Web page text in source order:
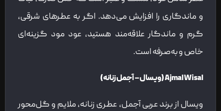
و ماندگاری را افزایش می‌دهد. اگر به عطرهای شرقی،
گرم و ماندگار علاقه‌مند هستید، عود مود گزینه‌ای
خاص و به‌صرفه است.
Ajmal Wisal (ویسال – آجمل زنانه)
ویسال از برند عربی آجمل، عطری زنانه، ملایم و گل‌محور